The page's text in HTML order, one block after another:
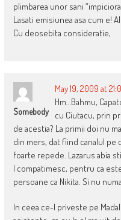
plimbarea unor sani
Lasati emisiunea asa cum e!
Cu deosebita consideratie,
Somebody
May 19, 2009 at
Hm…Bahmu,
cu Ciutacu, prin
de acestia? La primii doi nu
din mers, dat fiind canalul pe
foarte repede. Lazarus abia
l compatimesc, pentru ca
persoane ca Nikita. Si nu
In ceea ce-l priveste pe